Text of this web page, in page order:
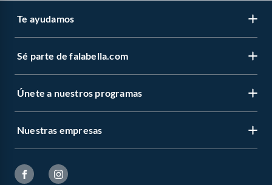
Te ayudamos
Sé parte de falabella.com
Únete a nuestros programas
Nuestras empresas